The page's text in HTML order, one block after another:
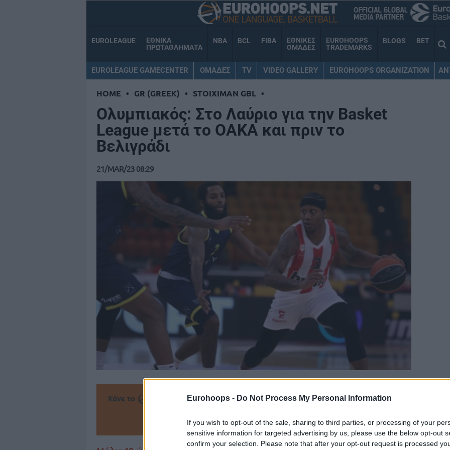
Eurohoops - Do Not Process My Personal Information
If you wish to opt-out of the sale, sharing to third parties, or processing of your
sensitive information for targeted advertising by us, please use the below opt-out
confirm your selection. Please note that after your opt-out request is processed
EUROLEAGUE
ΕΘΝΙΚΑ
ΠΡΩΤΑΘΛΗΜΑΤΑ
NBA BCL FIBA
ΕΘΝΙΚΕΣ
ΟΜΑΔΕΣ
EUROHOOPS
TRADEMARKS
BLOGS BET
EUROLEAGUE GAMECENTER ΟΜΑΔΕΣ TV VIDEO GALLERY EUROHOOPS ORGANIZATION
HOME • GR (GREEK) • STOIXIMAN GBL •
Ολυμπιακός: Στο Λαύριο για την Basket
League μετά το ΟΑΚΑ και πριν το
Βελιγράδι
21/MAR/23 08:29
Κάνε το την Αγαπημένη σου πηγή για Μπασκετική Ενημέρωση.
Πρόσθεσε το Eurohoops στην Google